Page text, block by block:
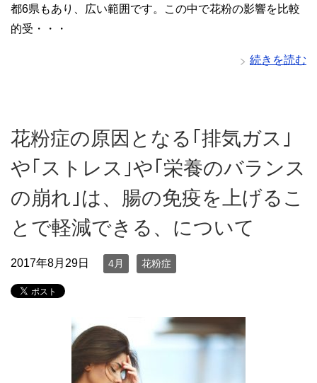
都6県もあり、広い範囲です。この中で花粉の影響を比較
的受・・・
続きを読む
花粉症の原因となる｢排気ガス｣
や｢ストレス｣や｢栄養のバランス
の崩れ｣は、腸の免疫を上げるこ
とで軽減できる、について
2017年8月29日 4月 花粉症